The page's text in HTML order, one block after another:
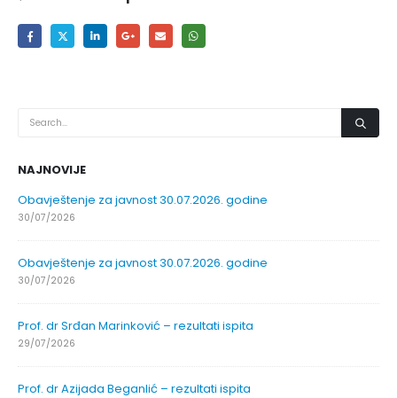
NAJNOVIJE
Obavještenje za javnost 30.07.2026. godine
30/07/2026
Obavještenje za javnost 30.07.2026. godine
30/07/2026
Prof. dr Srđan Marinković – rezultati ispita
29/07/2026
Prof. dr Azijada Beganlić – rezultati ispita